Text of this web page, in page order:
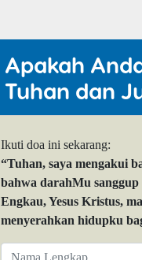
Apakah
Tuhan dan
Ikuti doa ini sekarang:
“Tuhan, saya mengakui
bahwa darahMu sanggup
Engkau, Yesus Kristus,
menyerahkan hidupku